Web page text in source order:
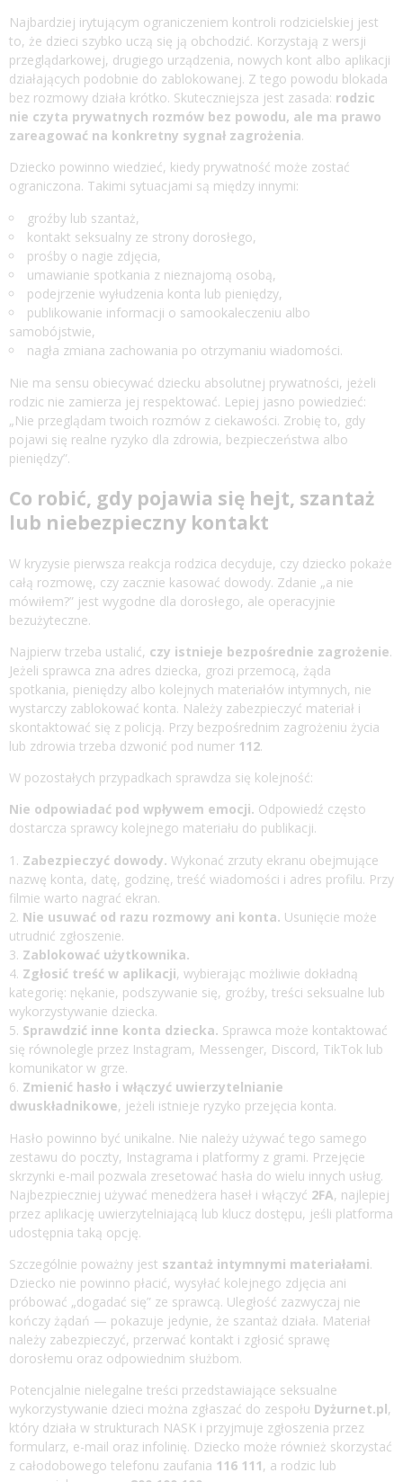
Najbardziej irytującym ograniczeniem kontroli rodzicielskiej jest
to, że dzieci szybko uczą się ją obchodzić. Korzystają z wersji
przeglądarkowej, drugiego urządzenia, nowych kont albo aplikacji
działających podobnie do zablokowanej. Z tego powodu blokada
bez rozmowy działa krótko. Skuteczniejsza jest zasada: rodzic
nie czyta prywatnych rozmów bez powodu, ale ma prawo
zareagować na konkretny sygnał zagrożenia.
Dziecko powinno wiedzieć, kiedy prywatność może zostać
ograniczona. Takimi sytuacjami są między innymi:
groźby lub szantaż,
kontakt seksualny ze strony dorosłego,
prośby o nagie zdjęcia,
umawianie spotkania z nieznajomą osobą,
podejrzenie wyłudzenia konta lub pieniędzy,
publikowanie informacji o samookaleczeniu albo
samobójstwie,
nagła zmiana zachowania po otrzymaniu wiadomości.
Nie ma sensu obiecywać dziecku absolutnej prywatności, jeżeli
rodzic nie zamierza jej respektować. Lepiej jasno powiedzieć:
„Nie przeglądam twoich rozmów z ciekawości. Zrobię to, gdy
pojawi się realne ryzyko dla zdrowia, bezpieczeństwa albo
pieniędzy”.
Co robić, gdy pojawia się hejt, szantaż
lub niebezpieczny kontakt
W kryzysie pierwsza reakcja rodzica decyduje, czy dziecko pokaże
całą rozmowę, czy zacznie kasować dowody. Zdanie „a nie
mówiłem?” jest wygodne dla dorosłego, ale operacyjnie
bezużyteczne.
Najpierw trzeba ustalić, czy istnieje bezpośrednie zagrożenie.
Jeżeli sprawca zna adres dziecka, grozi przemocą, żąda
spotkania, pieniędzy albo kolejnych materiałów intymnych, nie
wystarczy zablokować konta. Należy zabezpieczyć materiał i
skontaktować się z policją. Przy bezpośrednim zagrożeniu życia
lub zdrowia trzeba dzwonić pod numer 112.
W pozostałych przypadkach sprawdza się kolejność:
Nie odpowiadać pod wpływem emocji. Odpowiedź często
dostarcza sprawcy kolejnego materiału do publikacji.
Zabezpieczyć dowody. Wykonać zrzuty ekranu obejmujące
nazwę konta, datę, godzinę, treść wiadomości i adres profilu. Przy
filmie warto nagrać ekran.
Nie usuwać od razu rozmowy ani konta. Usunięcie może
utrudnić zgłoszenie.
Zablokować użytkownika.
Zgłosić treść w aplikacji, wybierając możliwie dokładną
kategorię: nękanie, podszywanie się, groźby, treści seksualne lub
wykorzystywanie dziecka.
Sprawdzić inne konta dziecka. Sprawca może kontaktować
się równolegle przez Instagram, Messenger, Discord, TikTok lub
komunikator w grze.
Zmienić hasło i włączyć uwierzytelnianie
dwuskładnikowe, jeżeli istnieje ryzyko przejęcia konta.
Hasło powinno być unikalne. Nie należy używać tego samego
zestawu do poczty, Instagrama i platformy z grami. Przejęcie
skrzynki e-mail pozwala zresetować hasła do wielu innych usług.
Najbezpieczniej używać menedżera haseł i włączyć 2FA, najlepiej
przez aplikację uwierzytelniającą lub klucz dostępu, jeśli platforma
udostępnia taką opcję.
Szczególnie poważny jest szantaż intymnymi materiałami.
Dziecko nie powinno płacić, wysyłać kolejnego zdjęcia ani
próbować „dogadać się” ze sprawcą. Uległość zazwyczaj nie
kończy żądań — pokazuje jedynie, że szantaż działa. Materiał
należy zabezpieczyć, przerwać kontakt i zgłosić sprawę
dorosłemu oraz odpowiednim służbom.
Potencjalnie nielegalne treści przedstawiające seksualne
wykorzystywanie dzieci można zgłaszać do zespołu Dyżurnet.pl,
który działa w strukturach NASK i przyjmuje zgłoszenia przez
formularz, e-mail oraz infolinię. Dziecko może również skorzystać
z całodobowego telefonu zaufania 116 111, a rodzic lub